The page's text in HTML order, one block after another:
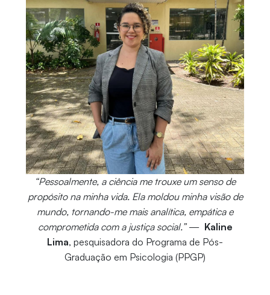
“Pessoalmente, a ciência me trouxe um senso de
propósito na minha vida. Ela moldou minha visão de
mundo, tornando-me mais analítica, empática e
comprometida com a justiça social.”— Kaline
Lima, pesquisadora do Programa de Pós-
Graduação em Psicologia (PPGP)